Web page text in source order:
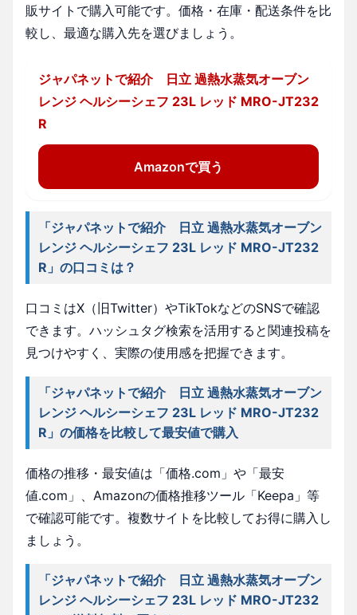
販サイトで購入可能です。価格・在庫・配送条件を比
較し、最適な購入先を選びましょう。
ジャパネットで紹介 日立 過熱水蒸気オーブン
レンジ ヘルシーシェフ 23L レッド MRO-JT232
R
Amazonで買う
「ジャパネットで紹介 日立 過熱水蒸気オーブン
レンジ ヘルシーシェフ 23L レッド MRO-JT232
R」の口コミは？
口コミはX（旧Twitter）やTikTokなどのSNSで確認
できます。ハッシュタグ検索を活用すると関連投稿を
見つけやすく、実際の使用感を把握できます。
「ジャパネットで紹介 日立 過熱水蒸気オーブン
レンジ ヘルシーシェフ 23L レッド MRO-JT232
R」の価格を比較して最安値で購入
価格の推移・最安値は「価格.com」や「最安
値.com」、Amazonの価格推移ツール「Keepa」等
で確認可能です。複数サイトを比較してお得に購入し
ましょう。
「ジャパネットで紹介 日立 過熱水蒸気オーブン
レンジ ヘルシーシェフ 23L レッド MRO-JT232